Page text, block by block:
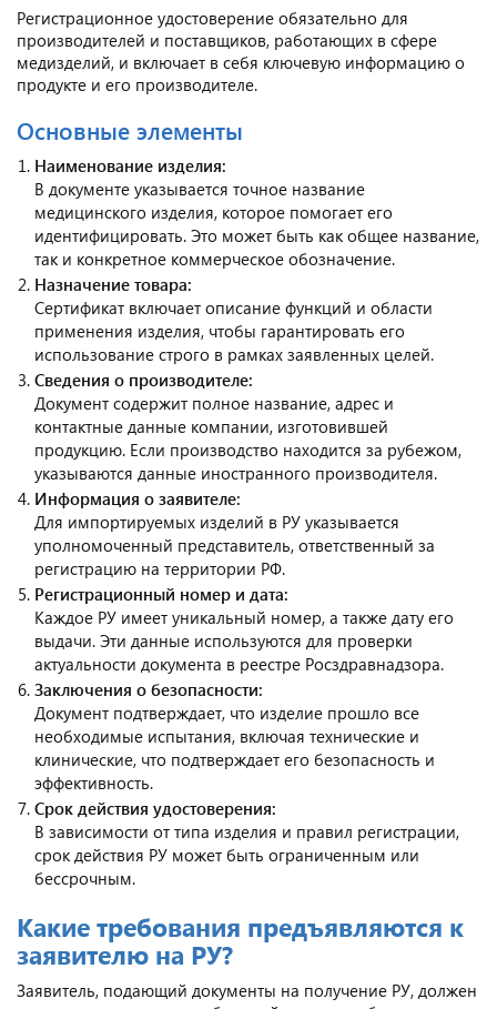
Регистрационное удостоверение обязательно для
производителей и поставщиков, работающих в сфере
медизделий, и включает в себя ключевую информацию о
продукте и его производителе.
Основные элементы
Наименование изделия:
В документе указывается точное название
медицинского изделия, которое помогает его
идентифицировать. Это может быть как общее название,
так и конкретное коммерческое обозначение.
Назначение товара:
Сертификат включает описание функций и области
применения изделия, чтобы гарантировать его
использование строго в рамках заявленных целей.
Сведения о производителе:
Документ содержит полное название, адрес и
контактные данные компании, изготовившей
продукцию. Если производство находится за рубежом,
указываются данные иностранного производителя.
Информация о заявителе:
Для импортируемых изделий в РУ указывается
уполномоченный представитель, ответственный за
регистрацию на территории РФ.
Регистрационный номер и дата:
Каждое РУ имеет уникальный номер, а также дату его
выдачи. Эти данные используются для проверки
актуальности документа в реестре Росздравнадзора.
Заключения о безопасности:
Документ подтверждает, что изделие прошло все
необходимые испытания, включая технические и
клинические, что подтверждает его безопасность и
эффективность.
Срок действия удостоверения:
В зависимости от типа изделия и правил регистрации,
срок действия РУ может быть ограниченным или
бессрочным.
Какие требования предъявляются к
заявителю на РУ?
Заявитель, подающий документы на получение РУ, должен